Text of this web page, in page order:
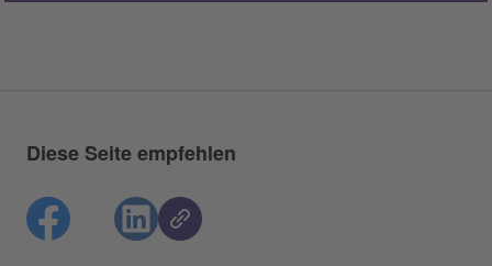
Diese Seite empfehlen